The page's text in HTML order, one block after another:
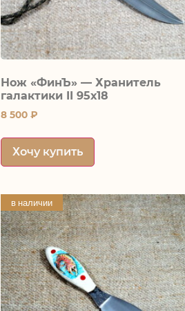
Нож «ФинЪ» — Хранитель
галактики II 95х18
8 500 ₽
Хочу купить
в наличии